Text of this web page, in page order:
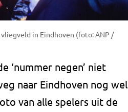
in Eindhoven (foto: ANP /
‘nummer negen’ niet
naar Eindhoven nog wel
van alle spelers uit de